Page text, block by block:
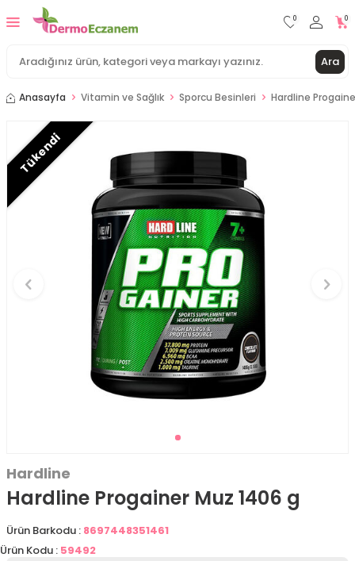
Ara
0 0
Anasayfa Vitamin ve Sağlık Sporcu Besinleri Hardline
Tükendi
Hardline
Hardline Progainer Muz 1406 g
Ürün Barkodu : 8697448351461
Ürün Kodu : 59492